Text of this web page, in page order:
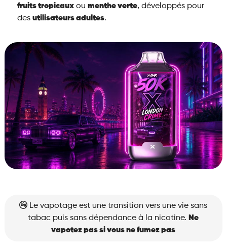
fruits tropicauxou menthe verte, développés pour
des utilisateurs adultes.
Le vapotage est une transition vers une vie sans
tabac puis sans dépendance à la nicotine. Ne
vapotez pas si vous ne fumez pas